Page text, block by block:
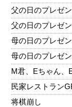
父の日のプレゼ
父の日のプレゼ
母の日のプレゼ
母の日のプレゼ
M君、Eちゃん、
民家レストラン
将棋崩し